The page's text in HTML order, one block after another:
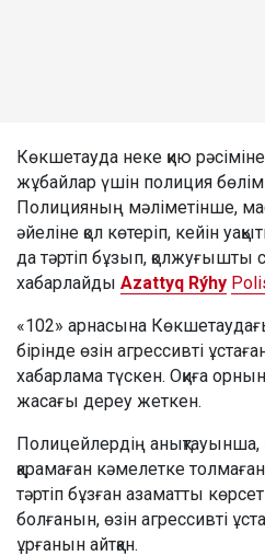
Көкшетауда неке қию
жұбайлар үшін полиция
Полицияның мәліметінше,
әйеліне қол көтеріп, кейін
да тәртіп бұзып,
хабарлайды Azattyq Rýhy
«102» арнасына
бірінде өзін агрессивті
хабарлама түскен. Оқиға
жасағы дереу жеткен.
Полицейлердің анықтауынша,
қарамаған кәмелетке
тәртіп бұзған азаматты
болғанын, өзін агрессивті
ұрғанын айтқан.